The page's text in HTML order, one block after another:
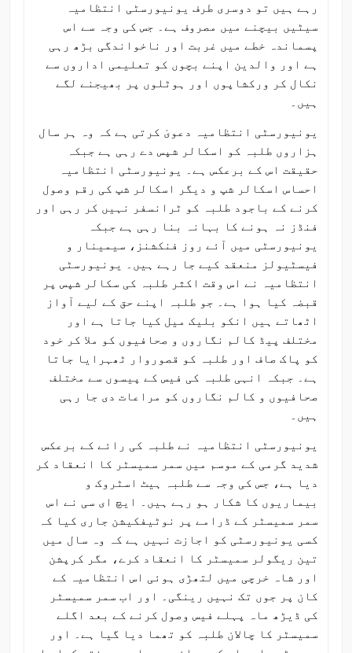
رہے ہیں تو دوسری طرف یونیورسٹی انتظامیہ
سیٹیں بیچنے میں مصروف ہے۔ جس کی وجہ سے اس
پسماندہ خطے میں غربت اور ناخواندگی بڑھ رہی
ہے اور والدین اپنے بچوں کو تعلیمی اداروں سے
نکال کر ورکشاپوں اور ہوٹلوں پر بھیجنے لگے
ہیں۔
یونیورسٹی انتظامیہ دعویٰ کرتی ہے کہ وہ ہر سال
ہزاروں طلبہ کو اسکالر شپس دے رہی ہے جبکہ
حقیقت اس کے برعکس ہے۔ یونیورسٹی انتظامیہ
احساس اسکالر شپ و دیگر اسکالر شپ کی رقم وصول
کرنے کے باجود طلبہ کو ٹرانسفر نہیں کر رہی اور
فنڈز نہ ہونے کا بہانہ بنا رہی ہے جبکہ
یونیورسٹی میں آئے روز فنکشنز، سیمینار و
فیسٹیولز منعقد کیے جا رہے ہیں۔ یونیورسٹی
انتظامیہ نے اس وقت اکثر طلبہ کی سکالر شپس پر
قبضہ کیا ہوا ہے۔ جو طلبہ اپنے حق کے لیے آواز
اٹھاتے ہیں انکو بلیک میل کیا جاتا ہے اور
مختلف پیڈ کالم نگاروں و صحافیوں کو ملا کر خود
کو پاک صاف اور طلبہ کو قصوروار ٹھہرایا جاتا
ہے۔ جبکہ انہی طلبہ کی فیس کے پیسوں سے مختلف
صحافیوں و کالم نگاروں کو مراعات دی جا رہی
ہیں۔
یونیورسٹی انتظامیہ نے طلبہ کی رائے کے برعکس
شدید گرمی کے موسم میں سمر سمیسٹر کا انعقاد کر
دیا ہے، جس کی وجہ سے طلبہ ہیٹ اسٹروک و
بیماریوں کا شکار ہو رہے ہیں۔ ایچ ای سی نے اس
سمر سمیسٹر کے ڈرامے پر نوٹیفکیشن جاری کیا کہ
کسی یونیورسٹی کو اجازت نہیں ہے کہ وہ سال میں
تین ریگولر سمیسٹر کا انعقاد کرے، مگر کرپشن
اور شاہ خرچی میں لتھڑی ہوئی اس انتظامیہ کے
کان پر جوں تک نہیں رینگی۔ اور اب سمر سمیسٹر
کی ڈیڑھ ماہ پہلے فیس وصول کرنے کے بعد اگلے
سمیسٹر کا چالان طلبہ کو تھما دیا گیا ہے۔ اور